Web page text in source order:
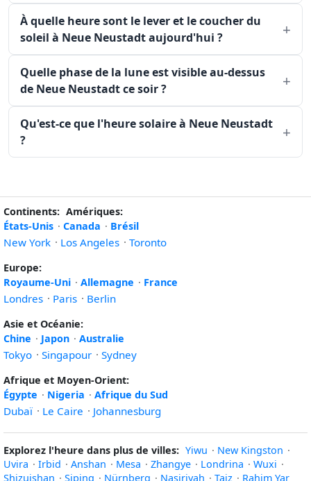
À quelle heure sont le lever et le coucher du
soleil à Neue Neustadt aujourd'hui ?
Quelle phase de la lune est visible au-dessus
de Neue Neustadt ce soir ?
Qu'est-ce que l'heure solaire à Neue Neustadt
?
Continents: Amériques:
États-Unis · Canada · Brésil
New York · Los Angeles · Toronto
Europe:
Royaume-Uni · Allemagne · France
Londres · Paris · Berlin
Asie et Océanie:
Chine · Japon · Australie
Tokyo · Singapour · Sydney
Afrique et Moyen-Orient:
Égypte · Nigeria · Afrique du Sud
Dubaï · Le Caire · Johannesburg
Explorez l'heure dans plus de villes: Yiwu · New Kingston ·
Uvira · Irbid · Anshan · Mesa · Zhangye · Londrina · Wuxi ·
Shizuishan · Siping · Nürnberg · Nasiriyah · Taiz · Rahim Yar